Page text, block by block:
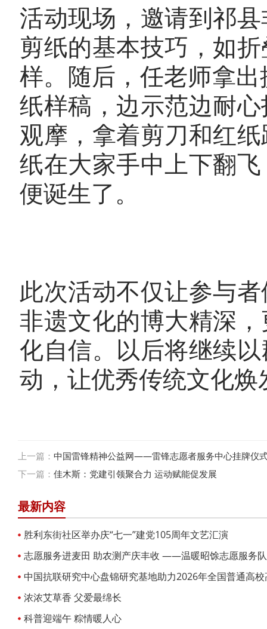
活动现场，邀请到祁
剪纸的基本技巧，如
样。随后，任老师拿出
纸样稿，边示范边耐
观摩，拿着剪刀和红
纸在大家手中上下翻
便诞生了。
此次活动不仅让参与
非遗文化的博大精深
化自信。以后将继续
动，让优秀传统文化
上一篇： 中国雷锋精神公益网——雷锋志愿者服务中心挂牌仪
下一篇： 佳木斯：党建引领聚合力 运动赋能促发展
最新内容
胜利东街社区举办庆“七一”建党105周年文艺汇演
志愿服务进麦田 助农测产庆丰收 ——温暖昭馀志愿服务
收中国抗联研究中心盘锦研究基地助力2026年全国普通高
浓浓艾草香 父爱最绵长
科普迎端午 粽情暖人心